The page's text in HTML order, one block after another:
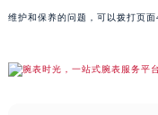
维护和保养的问题，可以拨打页